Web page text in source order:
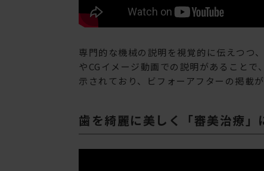
専門的な機械の説明を視覚的に伝えつつ
やCGイメージ動画での説明があることで
示されており、ビフォーアフターの掲載
歯を綺麗に美しく「審美治療」